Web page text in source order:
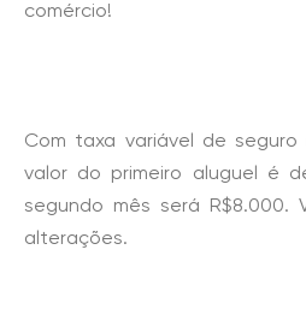
comércio!
Com taxa variável de
valor do primeiro aluguel é
segundo mês será R$8.000.
alterações.